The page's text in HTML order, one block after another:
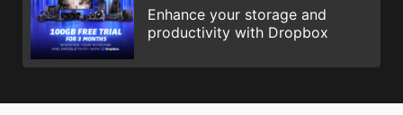
Enhance your storage and
productivity with Dropbox